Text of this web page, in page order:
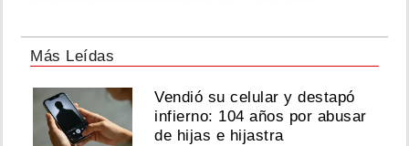
Más Leídas
Vendió su celular y destapó
infierno: 104 años por abusar
de hijas e hijastra